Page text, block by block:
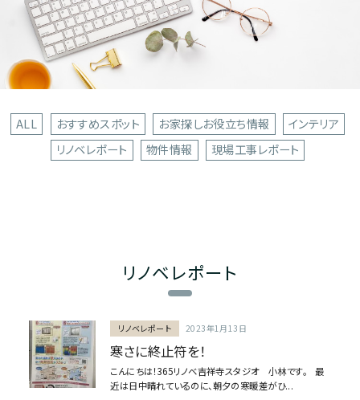
ALL おすすめスポット お家探しお役立ち情報
インテリア
リノベレポート
物件情報 現場工事レポート
リノベレポート
リノベレポート 2023年1月13日
寒さに終止符を！
こんにちは！365リノベ吉祥寺スタジオ 小林です。 最
近は日中晴れているのに、朝夕の寒暖差がひ...